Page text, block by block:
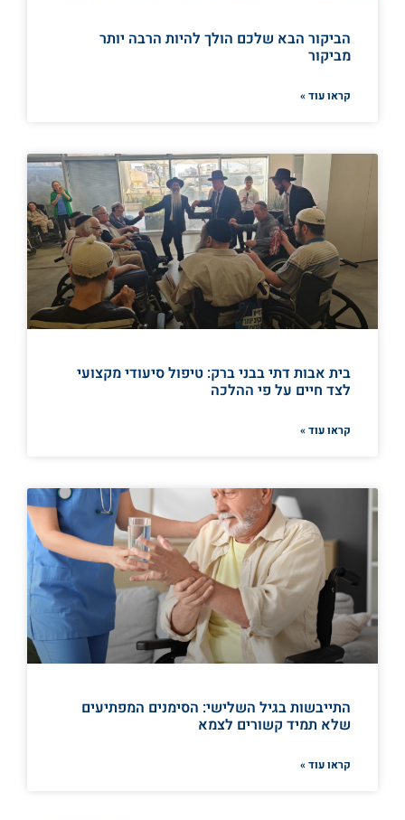
הביקור הבא שלכם הולך להיות הרבה יותר
מביקור
קראו עוד »
בית אבות דתי בבני ברק: טיפול סיעודי מקצועי
לצד חיים על פי ההלכה
קראו עוד »
התייבשות בגיל השלישי: הסימנים המפתיעים
שלא תמיד קשורים לצמא
קראו עוד »